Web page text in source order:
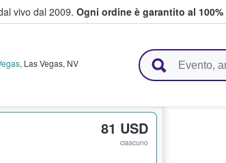
vivo dal 2009. Ogni ordine è garantito al 100%
biglietti
, Las Vegas, NV
81 USD
ciascuno